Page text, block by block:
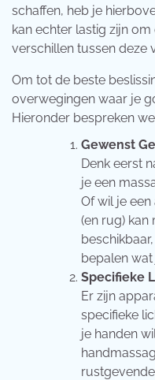
schaffen, heb je
kan echter lastig zijn
verschillen tussen deze
Om tot de beste
overwegingen waar je
Hieronder bespreken
Gewenst
Denk eerst
je een
Of wil je
(en rug) kan
bepalen
Specifieke
Er zijn
specifieke
je handen